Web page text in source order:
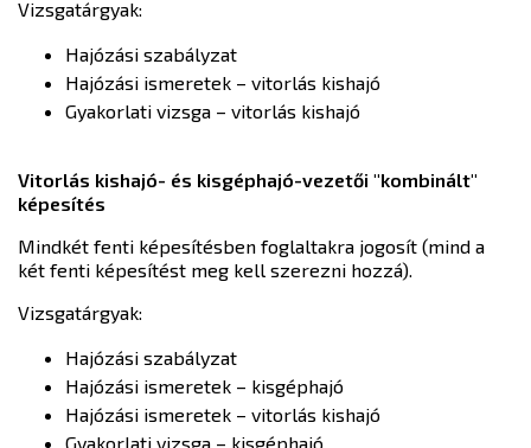
Vizsgatárgyak:
Hajózási szabályzat
Hajózási ismeretek – vitorlás kishajó
Gyakorlati vizsga – vitorlás kishajó
Vitorlás kishajó- és kisgéphajó-vezetői "kombinált"
képesítés
Mindkét fenti képesítésben foglaltakra jogosít (mind a
két fenti képesítést meg kell szerezni hozzá).
Vizsgatárgyak:
Hajózási szabályzat
Hajózási ismeretek – kisgéphajó
Hajózási ismeretek – vitorlás kishajó
Gyakorlati vizsga – kisgéphajó